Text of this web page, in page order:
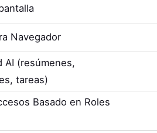
Navegador
AI (resúmenes,
tareas)
Basado en Roles